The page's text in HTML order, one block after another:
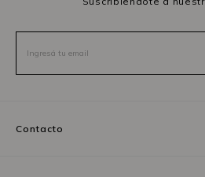
Contacto